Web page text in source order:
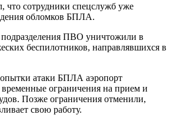
сотрудники спецслужб уже
обломков БПЛА.
подразделения ПВО уничтожили в
беспилотников, направлявшихся в
атаки БПЛА аэропорт
ограничения на прием и
Позже ограничения отменили,
свою работу.